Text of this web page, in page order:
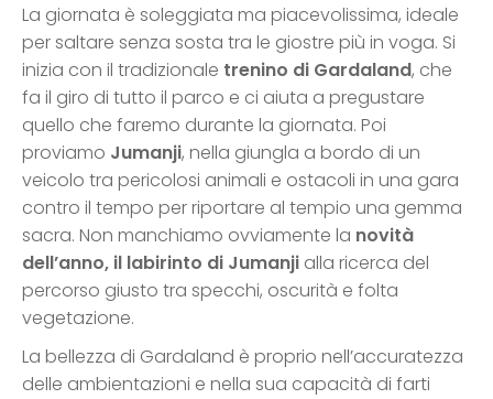
La giornata è soleggiata ma piacevolissima, ideale
per saltare senza sosta tra le giostre più in voga. Si
inizia con il tradizionale trenino di Gardaland, che
fa il giro di tutto il parco e ci aiuta a pregustare
quello che faremo durante la giornata. Poi
proviamo Jumanji, nella giungla a bordo di un
veicolo tra pericolosi animali e ostacoli in una gara
contro il tempo per riportare al tempio una gemma
sacra. Non manchiamo ovviamente la novità
dell’anno, il labirinto di Jumanji alla ricerca del
percorso giusto tra specchi, oscurità e folta
vegetazione.
La bellezza di Gardaland è proprio nell’accuratezza
delle ambientazioni e nella sua capacità di farti